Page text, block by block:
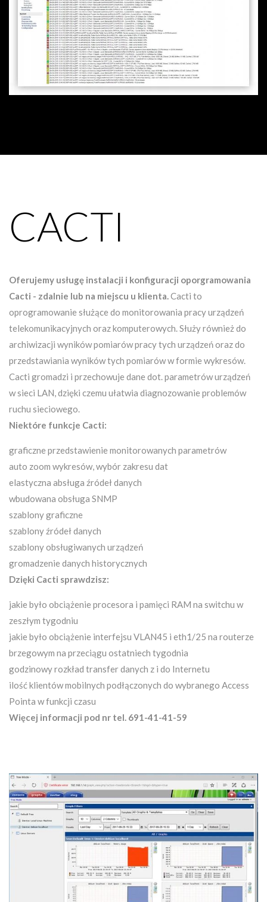
CACTI
Oferujemy usługę instalacji i konfiguracji oporgramowania
Cacti - zdalnie lub na miejscu u klienta.Cacti to
oprogramowanie służące do monitorowania pracy urządzeń
telekomunikacyjnych oraz komputerowych. Służy również do
archiwizacji wyników pomiarów pracy tych urządzeń oraz do
przedstawiania wyników tych pomiarów w formie wykresów.
Cacti gromadzi i przechowuje dane dot. parametrów urządzeń
w sieci LAN, dzięki czemu ułatwia diagnozowanie problemów
ruchu sieciowego.
Niektóre funkcje Cacti:
graficzne przedstawienie monitorowanych parametrów
auto zoom wykresów, wybór zakresu dat
elastyczna absługa źródeł danych
wbudowana obsługa SNMP
szablony graficzne
szablony źródeł danych
szablony obsługiwanych urządzeń
gromadzenie danych historycznych
Dzięki Cacti sprawdzisz:
jakie było obciążenie procesora i pamięci RAM na switchu w
zeszłym tygodniu
jakie było obciążenie interfejsu VLAN45 i eth1/25 na routerze
brzegowym na przeciągu ostatniech tygodnia
godzinowy rozkład transfer danych z i do Internetu
ilość klientów mobilnych podłączonych do wybranego Access
Pointa w funkcji czasu
Więcej informacji pod nr tel. 691-41-41-59